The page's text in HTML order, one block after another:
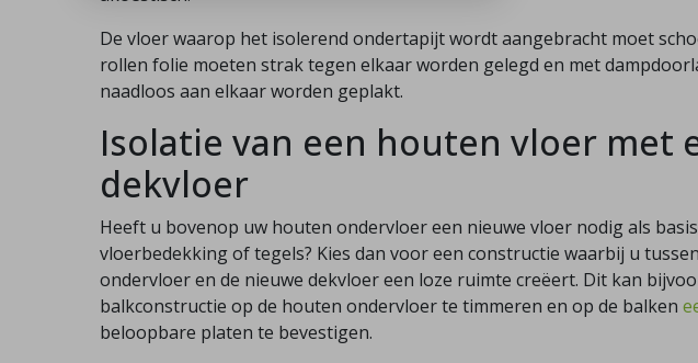
De vloer waarop het isolerend ondertapijt wordt aangebracht moet
rollen folie moeten strak tegen elkaar worden gelegd en met
naadloos aan elkaar worden geplakt.
Isolatie van een houten vloer met
dekvloer
Heeft u bovenop uw houten ondervloer een nieuwe vloer nodig als
vloerbedekking of tegels? Kies dan voor een constructie waarbij u
ondervloer en de nieuwe dekvloer een loze ruimte creëert. Dit kan
balkconstructie op de houten ondervloer te timmeren en op de balken
beloopbare platen te bevestigen.